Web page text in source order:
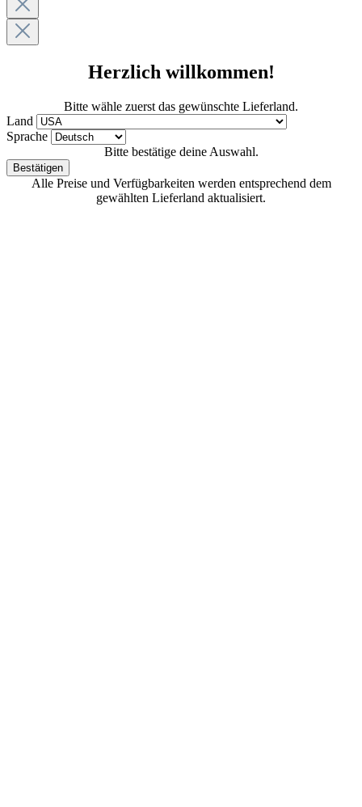
Herzlich willkommen!
Bitte wähle zuerst das gewünschte Lieferland.
Land
Sprache
Bitte bestätige deine Auswahl.
Bestätigen
Alle Preise und Verfügbarkeiten werden entsprechend dem
gewählten Lieferland aktualisiert.